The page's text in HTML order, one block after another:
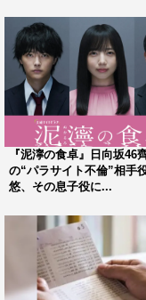
えてきて。例えば
分かったら好きで
それでもなお純粋
遊んでみたり…。
ターではないので
自分を追い詰めて
うような部分には
『泥濘の食卓』日向坂46
の“パラサイト不倫”相手
悠、その息子役に...